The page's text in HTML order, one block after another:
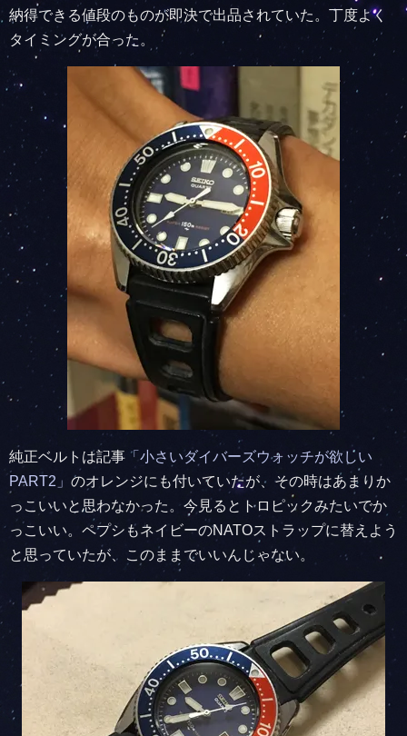
納得できる値段のものが即決で出品されていた。丁度よく
タイミングが合った。
純正ベルトは記事 「小さいダイバーズウォッチが欲しい
PART2」 のオレンジにも付いていたが、その時はあまりか
っこいいと思わなかった。今見るとトロピックみたいでか
っこいい。ペプシもネイビーのNATOストラップに替えよう
と思っていたが、このままでいいんじゃない。